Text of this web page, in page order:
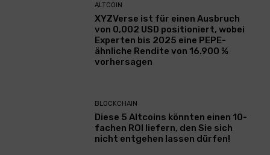
ALTCOIN
XYZVerse ist für einen Ausbruch
von 0,002 USD positioniert, wobei
Experten bis 2025 eine PEPE-
ähnliche Rendite von 16.900 %
vorhersagen
BLOCKCHAIN
Diese 5 Altcoins könnten einen 10-
fachen ROI liefern, den Sie sich
nicht entgehen lassen dürfen!